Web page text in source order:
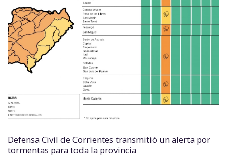
Defensa Civil de Corrientes transmitió un alerta por
tormentas para toda la provincia